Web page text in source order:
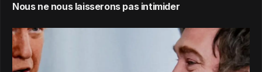
Nous ne nous laisserons pas intimider